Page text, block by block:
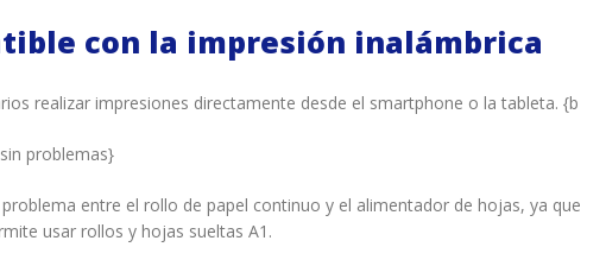
con la impresión inalámbrica
realizar impresiones directamente desde el smartphone o la tableta. {b
problemas}
entre el rollo de papel continuo y el alimentador de hojas, ya que
usar rollos y hojas sueltas A1.